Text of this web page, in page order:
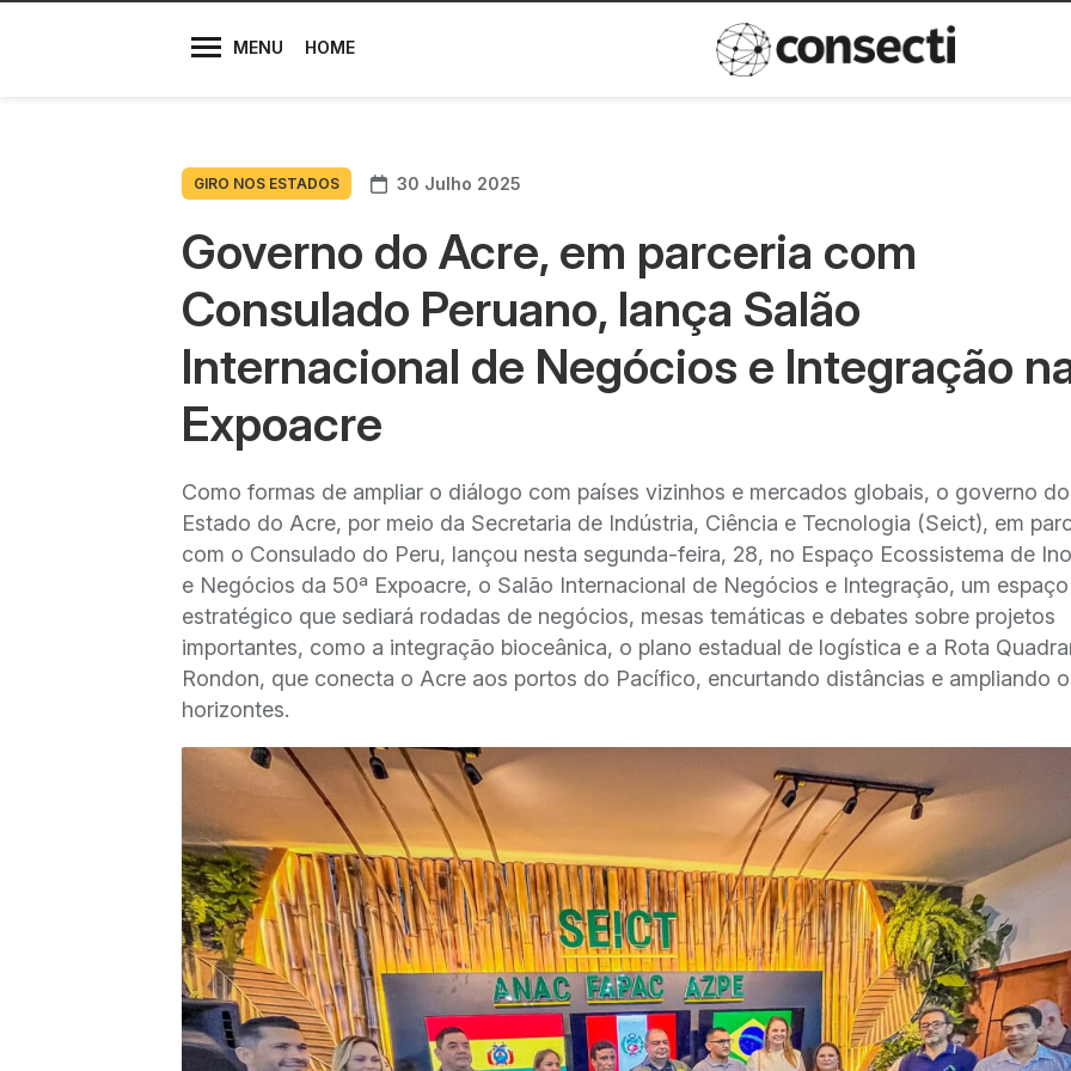
MENU HOME
Diretores
Política de
GIRO NOS ESTADOS 30 Julho 2025
Governo do Acre, em parceria com
Consulado Peruano, lança Salão
Internacional de Negócios e Integração
Expoacre
Como formas de ampliar o diálogo com países vizinhos e mercados globais, o governo do
Estado do Acre, por meio da Secretaria de Indústria, Ciência e Tecnologia (Seict), em
com o Consulado do Peru, lançou nesta segunda-feira, 28, no Espaço Ecossistema de
e Negócios da 50ª Expoacre, o Salão Internacional de Negócios e Integração, um espaço
estratégico que sediará rodadas de negócios, mesas temáticas e debates sobre projetos
importantes, como a integração bioceânica, o plano estadual de logística e a Rota
Rondon, que conecta o Acre aos portos do Pacífico, encurtando distâncias e ampliando
horizontes.